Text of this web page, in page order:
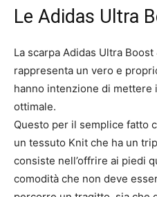
Le Adidas Ultra
La scarpa Adidas Ultra
rappresenta un vero e
hanno intenzione di mettere
ottimale.
Questo per il semplice fatto
un tessuto Knit che ha un
consiste nell’offrire ai piedi
comodità che non deve